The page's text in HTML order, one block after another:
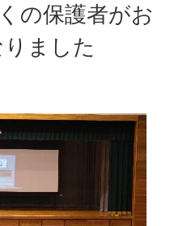
の保護者がお
ました